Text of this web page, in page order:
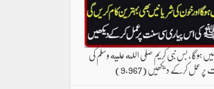
ہوگا ، بس نبی کریم صلی الله علیه وسلم کی
عمل کرکے دیکھیں(9,967)